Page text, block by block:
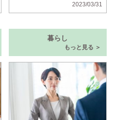
はマドンナと呼ばれていた」
2023/03/31
暮らし
もっと見る ＞